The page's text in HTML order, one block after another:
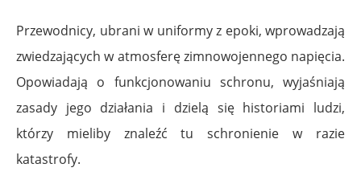
Przewodnicy, ubrani w uniformy z epoki, wprowadzają
zwiedzających w atmosferę zimnowojennego napięcia.
Opowiadają o funkcjonowaniu schronu, wyjaśniają
zasady jego działania i dzielą się historiami ludzi,
którzy mieliby znaleźć tu schronienie w razie
katastrofy.